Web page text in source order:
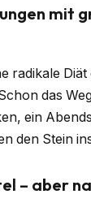
mit
radikale
das
ein
den Stein
– aber